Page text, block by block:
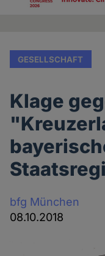
GESELLSCHAFT
Klage
bfg München
08.10.2018